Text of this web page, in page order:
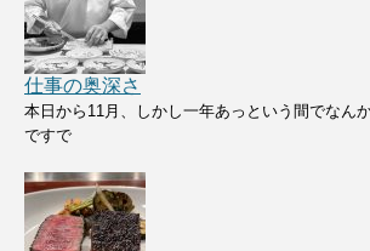
仕事の奥深さ
本日から11月、しかし一年あっという間でなん
ですで